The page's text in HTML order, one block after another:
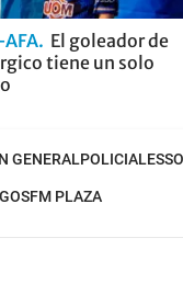
El goleador de
tiene un solo
GENERALPOLICIALES
FM PLAZA